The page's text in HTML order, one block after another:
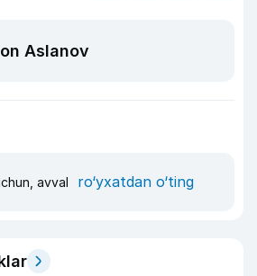
Aslanov
avval ro‘yxatdan o‘ting